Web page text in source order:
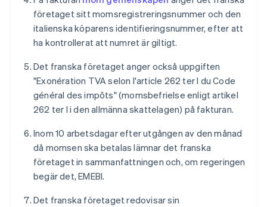
företaget sitt momsregistreringsnummer och den
italienska köparens identifieringsnummer, efter att
ha kontrollerat att numret är giltigt.
Det franska företaget anger också uppgiften
"Exonération TVA selon l'article 262 ter I du Code
général des impôts" (momsbefrielse enligt artikel
262 ter I i den allmänna skattelagen) på fakturan.
Inom 10 arbetsdagar efter utgången av den månad
då momsen ska betalas lämnar det franska
företaget in sammanfattningen och, om regeringen
begär det, EMEBI.
Det franska företaget redovisar sin